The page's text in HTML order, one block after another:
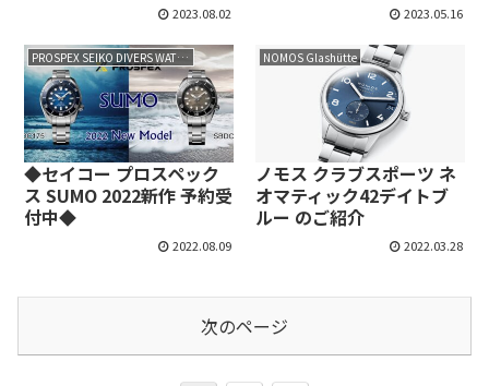
2023.08.02 2023.05.16
PROSPEX SEIKO DIVERS WATCH
◆セイコー プロスペック
ス SUMO 2022新作 予約受
付中◆
2022.08.09
NOMOS Glashütte
ノモス クラブスポーツ ネ
オマティック42デイトブ
ルー のご紹介
2022.03.28
次のページ